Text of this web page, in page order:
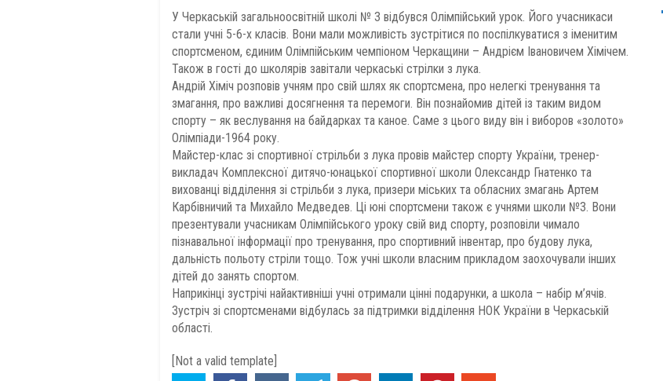
У Черкаській загальноосвітній школі № 3 відбувся Олімпійський урок. Його учасникаси
стали учні 5-6-х класів. Вони мали можливість зустрітися по поспілкуватися з іменитим
спортсменом, єдиним Олімпійським чемпіоном Черкащини – Андрієм Івановичем Хімічем.
Також в гості до школярів завітали черкаські стрілки з лука.
Андрій Хіміч розповів учням про свій шлях як спортсмена, про нелегкі тренування та
змагання, про важливі досягнення та перемоги. Він познайомив дітей із таким видом
спорту – як веслування на байдарках та каное. Саме з цього виду він і виборов «золото»
Олімпіади-1964 року.
Майстер-клас зі спортивної стрільби з лука провів майстер спорту України, тренер-
викладач Комплексної дитячо-юнацької спортивної школи Олександр Гнатенко та
вихованці відділення зі стрільби з лука, призери міських та обласних змагань Артем
Карбівничий та Михайло Медведев. Ці юні спортсмени також є учнями школи №3. Вони
презентували учасникам Олімпійського уроку свій вид спорту, розповіли чимало
пізнавальної інформації про тренування, про спортивний інвентар, про будову лука,
дальність польоту стріли тощо. Тож учні школи власним прикладом заохочували інших
дітей до занять спортом.
Наприкінці зустрічі найактивніші учні отримали цінні подарунки, а школа – набір м’ячів.
Зустріч зі спортсменами відбулась за підтримки відділення НОК України в Черкаській
області.
[Not a valid template]